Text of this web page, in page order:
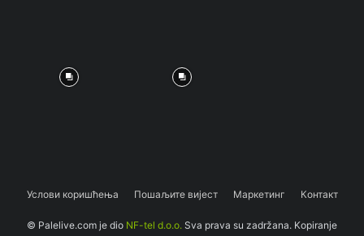
Услови коришћења Пошаљите вијест Маркетинг Контакт
© Palelive.com je dio NF-tel d.o.o. Sva prava su zadržana. Kopiranje